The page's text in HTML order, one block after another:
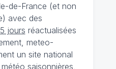
de-France (et non
avec des
jours réactualisées
meteo-
un site national
saisonnières,